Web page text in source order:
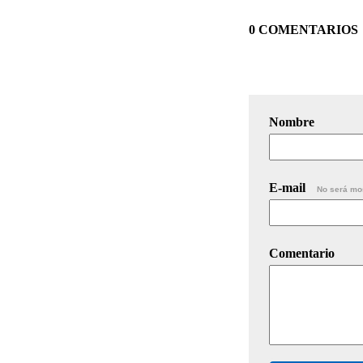
0 COMENTARIOS
Nombre
E-mail No será
Comentario